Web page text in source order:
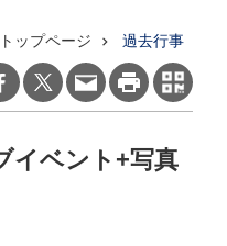
トップページ 過去行事
イベント+写真